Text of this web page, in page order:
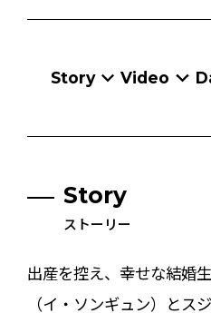
Story Video
Story
ストーリー
出産を控え、幸せな結婚
（イ・ソンギュン）とス